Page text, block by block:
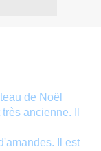
de Noël
ancienne. Il
Il est